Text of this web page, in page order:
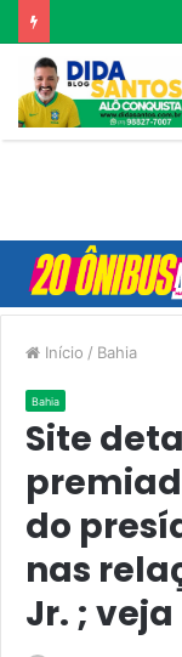
Início / Bahia
Bahia
Site
do
nas
Jr. ;